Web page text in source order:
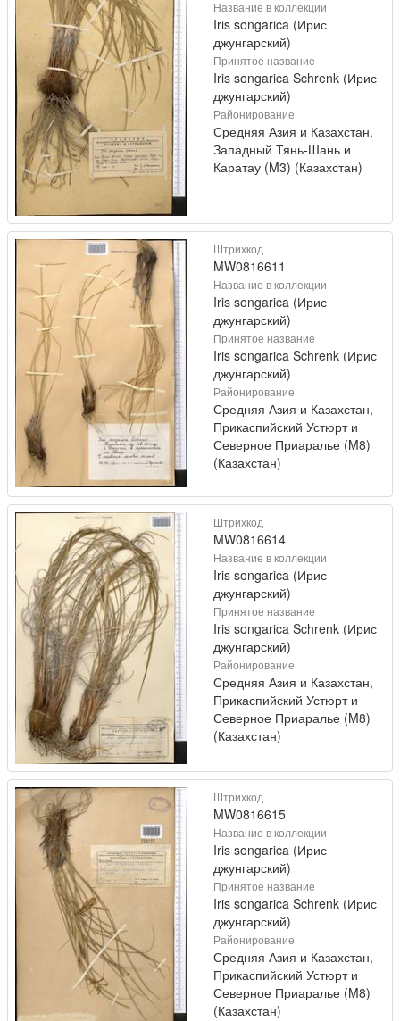
Название в коллекции
Iris songarica (Ирис
джунгарский)
Принятое название
Iris songarica Schrenk (Ирис
джунгарский)
Районирование
Средняя Азия и Казахстан,
Западный Тянь-Шань и
Каратау (M3) (Казахстан)
Штрихкод
MW0816611
Название в коллекции
Iris songarica (Ирис
джунгарский)
Принятое название
Iris songarica Schrenk (Ирис
джунгарский)
Районирование
Средняя Азия и Казахстан,
Прикаспийский Устюрт и
Северное Приаралье (M8)
(Казахстан)
Штрихкод
MW0816614
Название в коллекции
Iris songarica (Ирис
джунгарский)
Принятое название
Iris songarica Schrenk (Ирис
джунгарский)
Районирование
Средняя Азия и Казахстан,
Прикаспийский Устюрт и
Северное Приаралье (M8)
(Казахстан)
Штрихкод
MW0816615
Название в коллекции
Iris songarica (Ирис
джунгарский)
Принятое название
Iris songarica Schrenk (Ирис
джунгарский)
Районирование
Средняя Азия и Казахстан,
Прикаспийский Устюрт и
Северное Приаралье (M8)
(Казахстан)